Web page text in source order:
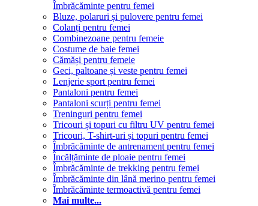
Îmbrăcăminte pentru femei
Bluze, polaruri și pulovere pentru femei
Colanți pentru femei
Combinezoane pentru femeie
Costume de baie femei
Cămăși pentru femeie
Geci, paltoane și veste pentru femei
Lenjerie sport pentru femei
Pantaloni pentru femei
Pantaloni scurți pentru femei
Treninguri pentru femei
Tricouri și topuri cu filtru UV pentru femei
Tricouri, T-shirt-uri și topuri pentru femei
Îmbrăcăminte de antrenament pentru femei
Încălțăminte de ploaie pentru femei
Îmbrăcăminte de trekking pentru femei
Îmbrăcăminte din lână merino pentru femei
Îmbrăcăminte termoactivă pentru femei
Mai multe...